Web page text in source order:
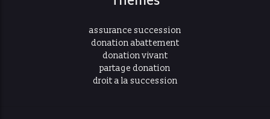
assurance succession
donation abattement
donation vivant
partage donation
droit a la succession